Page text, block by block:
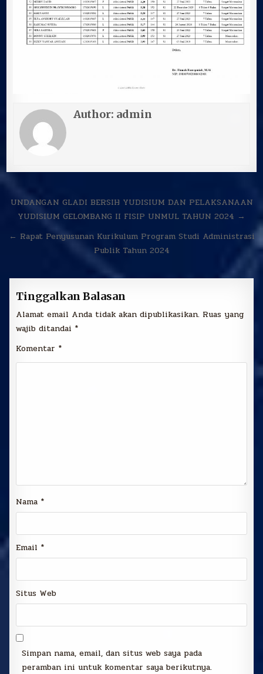
Author: admin
Navigasi
pos
UNDANGAN GLADI BERSIH YUDISIUM DAN PELAKSANAAN
YUDISIUM GELOMBANG II FISIP UNMUL TAHUN 2024 →
← Rapat Penyusunan Kurikulum Program Studi Administrasi
Publik Tahun 2024
Tinggalkan Balasan
Alamat email Anda tidak akan dipublikasikan. Ruas yang
wajib ditandai *
Komentar *
Nama *
Email *
Situs Web
Simpan nama, email, dan situs web saya pada
peramban ini untuk komentar saya berikutnya.